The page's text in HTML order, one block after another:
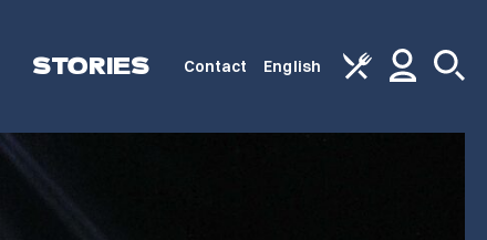
STORIES Contact English